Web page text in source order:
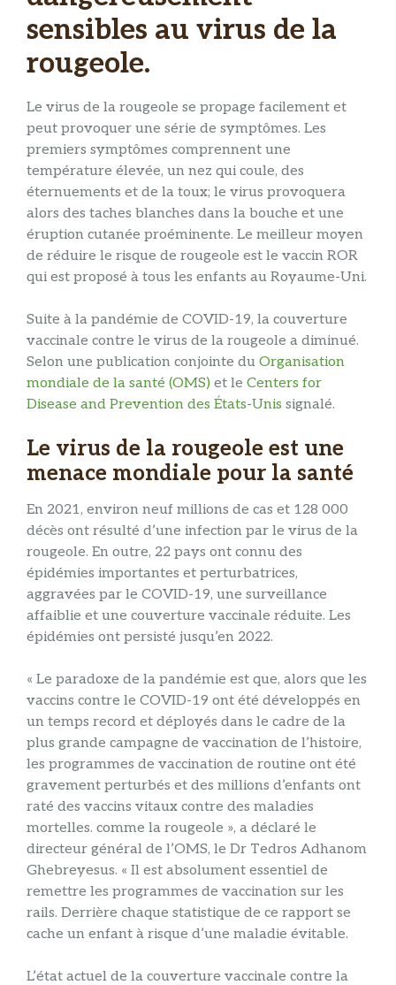
sensibles au virus de la
rougeole.
Le virus de la rougeole se propage facilement et
peut provoquer une série de symptômes. Les
premiers symptômes comprennent une
température élevée, un nez qui coule, des
éternuements et de la toux; le virus provoquera
alors des taches blanches dans la bouche et une
éruption cutanée proéminente. Le meilleur moyen
de réduire le risque de rougeole est le vaccin ROR
qui est proposé à tous les enfants au Royaume-Uni.
Suite à la pandémie de COVID-19, la couverture
vaccinale contre le virus de la rougeole a diminué.
Selon une publication conjointe du Organisation
mondiale de la santé (OMS) et le Centers for
Disease and Prevention des États-Unis signalé.
Le virus de la rougeole est une
menace mondiale pour la santé
En 2021, environ neuf millions de cas et 128 000
décès ont résulté d’une infection par le virus de la
rougeole. En outre, 22 pays ont connu des
épidémies importantes et perturbatrices,
aggravées par le COVID-19, une surveillance
affaiblie et une couverture vaccinale réduite. Les
épidémies ont persisté jusqu’en 2022.
« Le paradoxe de la pandémie est que, alors que les
vaccins contre le COVID-19 ont été développés en
un temps record et déployés dans le cadre de la
plus grande campagne de vaccination de l’histoire,
les programmes de vaccination de routine ont été
gravement perturbés et des millions d’enfants ont
raté des vaccins vitaux contre des maladies
mortelles. comme la rougeole », a déclaré le
directeur général de l’OMS, le Dr Tedros Adhanom
Ghebreyesus. « Il est absolument essentiel de
remettre les programmes de vaccination sur les
rails. Derrière chaque statistique de ce rapport se
cache un enfant à risque d’une maladie évitable.
L’état actuel de la couverture vaccinale contre la